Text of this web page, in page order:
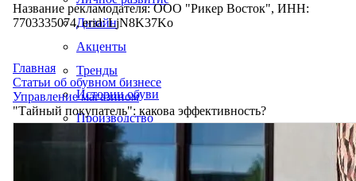
Дизайн
Акценты
Тренды
Истории обуви
Производство
Название рекламодателя: ООО "Рикер Восток", ИНН:
7703335074, erid: LjN8K37Ko
Главная
Статьи об обувном бизнесе
Управление магазином
"Тайный покупатель": какова эффективность?